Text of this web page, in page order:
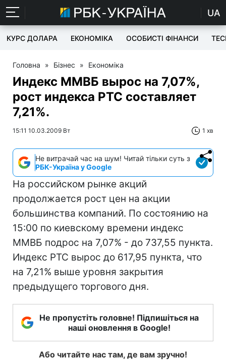
UA
КУРС ДОЛАРА ЕКОНОМІКА ОСОБИСТІ ФІНАНСИ
Головна » Бізнес » Економіка
Индекс ММВБ вырос на 7,07%,
рост индекса РТС составляет
7,21%.
15:11 10.03.2009 Вт 1 хв
Не витрачай час на шум! Читай тільки суть з
РБК-Україна у Google
На российском рынке акций
продолжается рост цен на акции
большинства компаний. По состоянию на
15:00 по киевскому времени индекс
ММВБ подрос на 7,07% - до 737,55 пункта.
Индекс РТС вырос до 617,95 пункта, что
на 7,21% выше уровня закрытия
предыдущего торгового дня.
Не пропустіть головне! Підпишіться на
наші оновлення в Google!
Або читайте нас там, де вам зручно!